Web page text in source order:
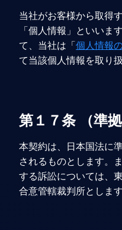
当社がお客様から取得
「個人情報」といいま
て、当社は「個人情報
て当該個人情報を取り
第１７条 （準
本契約は、日本国法に
されるものとします。
する訴訟については、
合意管轄裁判所とします